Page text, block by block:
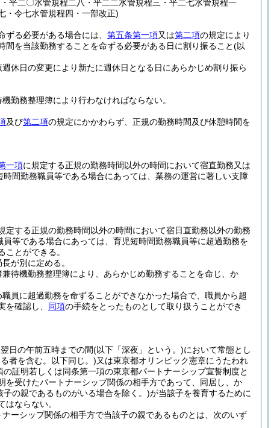
平二〇水管規程二八・平二二水管規程三・平二七水管規程一
・令七水管規程四・一部改正)
る必要がある場合には、 第五条第一項又は第二項の規定により
を当該勤務することを命ずる必要がある日に割り振ること(以
休日の変更により新たに週休日となる日にあらかじめ割り振ら
勤務整理簿により行わなければならない。
及び第二項の規定にかかわらず、正規の勤務時間及び休憩時間を
一項に規定する正規の勤務時間以外の時間において宿直勤務又は
時間勤務職員等である場合にあっては、業務の運営に著しい支障
定する正規の勤務時間以外の時間において宿日直勤務以外の勤務
等である場合にあっては、育児短時間勤務職員等に超過勤務を
とができる。
が別に定める。
待機勤務整理簿により、あらかじめ勤務することを命じ、か
員に超過勤務を命ずることができなかった場合で、職員から超
確認し、 同項の手続をとったものとして取り扱うことができ
日の午前五時までの間(以下「深夜」という。)において常態とし
者を含む。以下同じ。)又は東京都オリンピック憲章にうたわれ
の証明若しくは同条第一項の東京都パートナーシップ宣誓制度と
受けたパートナーシップ関係の相手方であって、同居し、か
子の親であるものがいる場合を除く。)が当該子を養育するために
ならない。
ーシップ関係の相手方で当該子の親であるものとは、次のいず